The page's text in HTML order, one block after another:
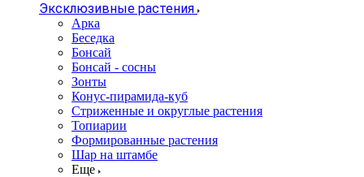
Эксклюзивные растения
Арка
Беседка
Бонсай
Бонсай - сосны
Зонты
Конус-пирамида-куб
Стриженные и округлые растения
Топиарии
Формированные растения
Шар на штамбе
Еще